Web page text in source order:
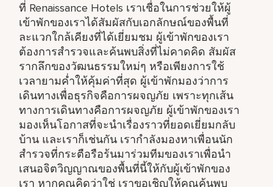
ที่ Renaissance Hotels เราเชื่อในการช่วยให้ผู้
เข้าพักของเราได้สัมผัสกับเอกลักษณ์ของพื้นที่
ละแวกใกล้เคียงที่ได้เยี่ยมชม ผู้เข้าพักของเรา
ต้องการสำรวจและค้นพบสิ่งที่ไม่คาดคิด สัมผัส
รากลึกของวัฒนธรรมใหม่ๆ หรือเพียงการใช้
เวลายามค่ำให้คุ้มค่าที่สุด ผู้เข้าพักมองว่าการ
เดินทางเพื่อธุรกิจคือการผจญภัย เพราะทุกเส้น
ทางการเดินทางคือการผจญภัย ผู้เข้าพักของเรา
มองเห็นโอกาสที่จะนำเรื่องราวที่ยอดเยี่ยมกลับ
บ้าน และเราก็เช่นกัน เรากำลังมองหาเพื่อนนัก
สำรวจที่กระตือรือร้นมาร่วมทีมของเราเพื่อนำ
เสนอจิตวิญญาณของพื้นที่นี้ให้กับผู้เข้าพักของ
เรา หากคุณคิดว่าใช่ เราขอเชิญให้คุณค้นพบ